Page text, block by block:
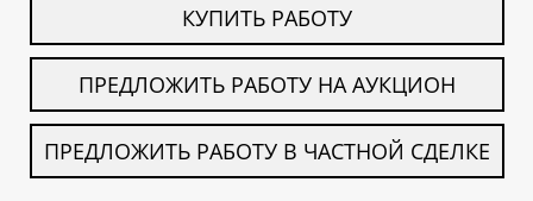
КУПИТЬ РАБОТУ
ПРЕДЛОЖИТЬ РАБОТУ НА АУКЦИОН
ПРЕДЛОЖИТЬ РАБОТУ В ЧАСТНОЙ СДЕЛКЕ